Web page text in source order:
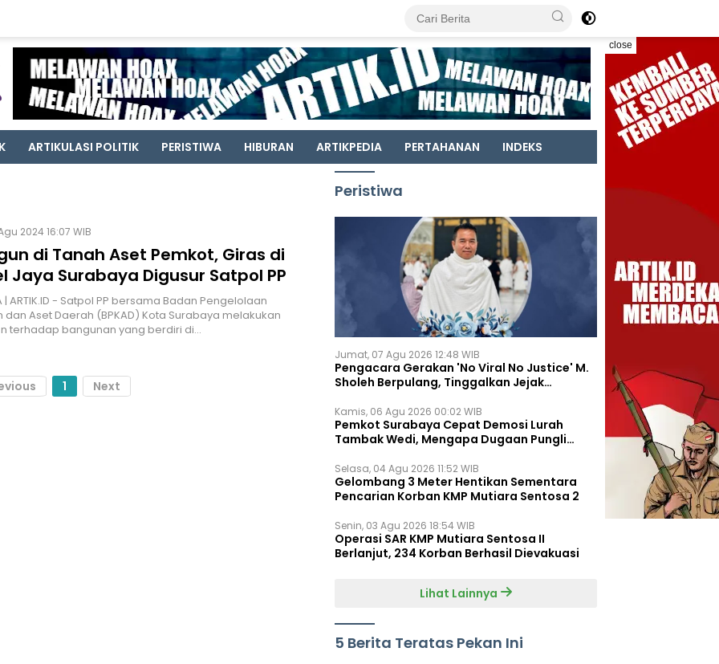
close
ARTIKULASI POLITIK PERISTIWA HIBURAN ARTIKPEDIA PERTAHANAN INDEKS
2024 16:07 WIB
di Tanah Aset Pemkot, Giras di
Jaya Surabaya Digusur Satpol PP
| ARTIK.ID - Satpol PP bersama Badan Pengelolaan
dan Aset Daerah (BPKAD) Kota Surabaya melakukan
terhadap bangunan yang berdiri di…
1 Next
Peristiwa
Jumat, 07 Agu 2026 12:48 WIB
Pengacara Gerakan 'No Viral No Justice' M.
Sholeh Berpulang, Tinggalkan Jejak
Kamis, 06 Agu 2026 00:02 WIB
Pemkot Surabaya Cepat Demosi Lurah
Tambak Wedi, Mengapa Dugaan Pungli
Selasa, 04 Agu 2026 11:52 WIB
Gelombang 3 Meter Hentikan Sementara
Pencarian Korban KMP Mutiara Sentosa 2
Senin, 03 Agu 2026 18:54 WIB
Operasi SAR KMP Mutiara Sentosa II
Berlanjut, 234 Korban Berhasil Dievakuasi
Lihat Lainnya
5 Berita Teratas Pekan Ini